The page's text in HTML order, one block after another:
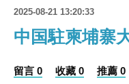
2025-08-21 13:20:33
中国駐柬埔寨
留言 0 收藏 0 推薦 0